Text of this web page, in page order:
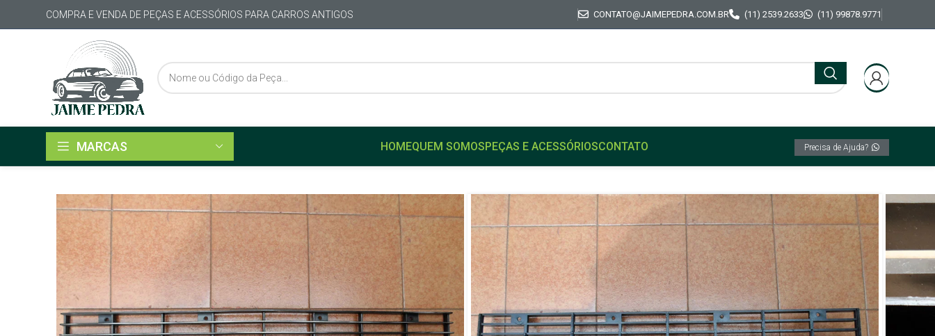
COMPRA E VENDA DE PEÇAS E ACESSÓRIOS PARA CARROS ANTIGOS CONTATO@JAIMEPEDRA.COM.BR (11) 2539.2633 (11) 99878.9771
MARCAS HOMEQUEM SOMOSPEÇAS E ACESSÓRIOSCONTATO Precisa de Ajuda?
Início GM
OPALA
Grade dianteira do Radiador Original Gm Opala / Caravan 80/84
Grade dianteira do Radiador
Original Gm Opala / Caravan 80/84